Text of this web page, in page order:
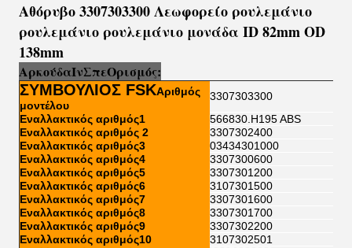
Αθόρυβο 3307303300 Λεωφορείο ρουλεμάνιο
ρουλεμάνιο ρουλεμάνιο μονάδα ID 82mm OD
138mm
ΑρκούδαΙνΣπεΟρισμός:
ΣΥΜΒΟΥΛΙΟΣ FSKΑριθμός
μοντέλου
3307303300
Εναλλακτικός αριθμός1
566830.H195 ABS
Εναλλακτικός αριθμός 2
3307302400
Εναλλακτικός αριθμός3
03434301000
Εναλλακτικός αριθμός4
3307300600
Εναλλακτικός αριθμός5
3307301200
Εναλλακτικός αριθμός6
3107301500
Εναλλακτικός αριθμός7
3307301600
Εναλλακτικός αριθμός8
3307301700
Εναλλακτικός αριθμός9
3307302200
Εναλλακτικός αριθμός10
3107302501